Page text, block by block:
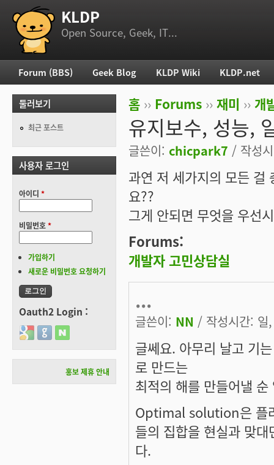
부 메뉴 KLDP
Open Source, Geek, IT...
현재 위치
홈 ›› Forums ›› 재미 ›› 개
유지보수, 성능,
글쓴이: chicpark7 / 작성
과연 저 세가지의 모든 걸
요??
그게 안되면 무엇을 우선
Forums:
개발자 고민상담실
...
글쓴이: NN / 작성시간:
글쎄요. 아무리 날고 기
로 만드는
최적의 해를 만들어낼 순
Optimal solution은 플
들의 집합을 현실과 맞
다.
주 메뉴
Forum (BBS) Geek Blog KLDP Wiki KLDP.net
둘러보기
최근 포스트
사용자 로그인
아이디 *
비밀번호*
가입하기
새로운 비밀번호 요청하기
Oauth2 Login :
Login with Google
Login with GitHub
Login with Naver
홍보 제휴 안내